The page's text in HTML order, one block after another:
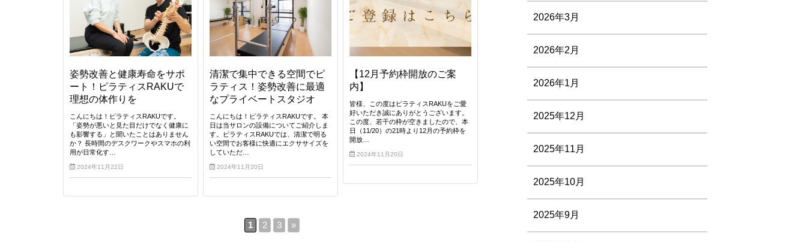
姿勢改善と健康寿命をサポ
ート！ピラティスRAKUで
理想の体作りを
こんにちは！ピラティスRAKUです。
「姿勢が悪いと見た目だけでなく健康に
も影響する」と聞いたことはありません
か？ 長時間のデスクワークやスマホの利
用が日常化す…
2024年11月22日
清潔で集中できる空間でピ
ラティス！姿勢改善に最適
なプライベートスタジオ
こんにちは！ピラティスRAKUです。 本
日は当サロンの設備についてご紹介しま
す。ピラティスRAKUでは、清潔で明る
い空間でお客様に快適にエクササイズを
していただ…
2024年11月20日
【12月予約枠開放のご案
内】
皆様、この度はピラティスRAKUをご愛
好いただき誠にありがとうございます。
この度、若干の枠が空きましたので、本
日（11/20）の21時より12月の予約枠を
開放…
2024年11月20日
1 2 3 »
2026年3月
2026年2月
2026年1月
2025年12月
2025年11月
2025年10月
2025年9月